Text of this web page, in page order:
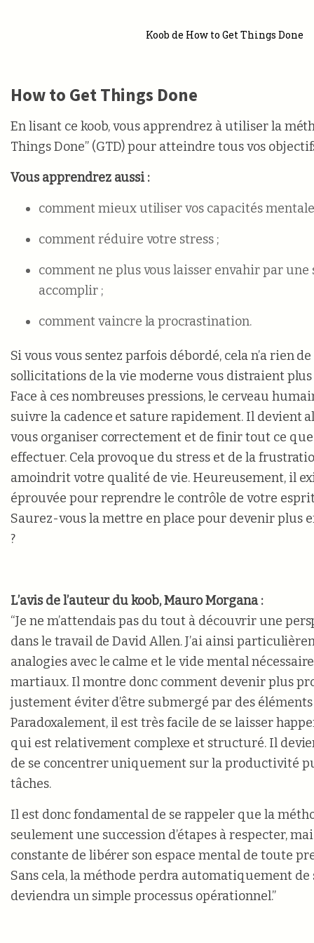
Koob de How to Get Things Done
How to Get Things Done
En lisant ce koob, vous apprendrez à utiliser la
Things Done” (GTD) pour atteindre tous vos
Vous apprendrez aussi :
comment mieux utiliser vos capacités
comment réduire votre stress ;
comment ne plus vous laisser envahir par une
accomplir ;
comment vaincre la procrastination.
Si vous vous sentez parfois débordé, cela n’a rien
sollicitations de la vie moderne vous distraient plus
Face à ces nombreuses pressions, le cerveau
suivre la cadence et sature rapidement. Il devient
vous organiser correctement et de finir tout ce que
effectuer. Cela provoque du stress et de la
amoindrit votre qualité de vie. Heureusement, il
éprouvée pour reprendre le contrôle de votre
Saurez-vous la mettre en place pour devenir plus
?
L’avis de l’auteur du koob, Mauro Morgana :
“Je ne m’attendais pas du tout à découvrir une
dans le travail de David Allen. J’ai ainsi
analogies avec le calme et le vide mental
martiaux. Il montre donc comment devenir plus
justement éviter d’être submergé par des
Paradoxalement, il est très facile de se laisser
qui est relativement complexe et structuré. Il
de se concentrer uniquement sur la productivité
tâches.
Il est donc fondamental de se rappeler que la
seulement une succession d’étapes à respecter,
constante de libérer son espace mental de toute
Sans cela, la méthode perdra automatiquement de
deviendra un simple processus opérationnel.”